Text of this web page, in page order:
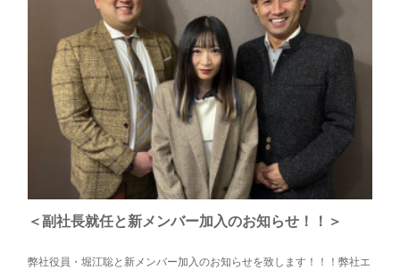
＜副社長就任と新メンバー加入のお知らせ！！＞
弊社役員・堀江聡と新メンバー加入のお知らせを致します！！！弊社エ